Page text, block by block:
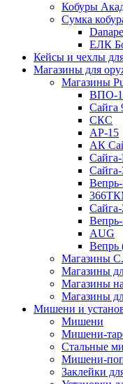
Кобуры
Сумка
ЕЛК
Кейсы и чехлы
Магазины для
Магазины
ВПО-
Сайга
СКС
АР-15
АК
AUG
Вепрь
Магазины
Магазины
Магазины
Магазины
Мишени и
Мишени
Мишени-
Стальные
Мишени-
Заклейки